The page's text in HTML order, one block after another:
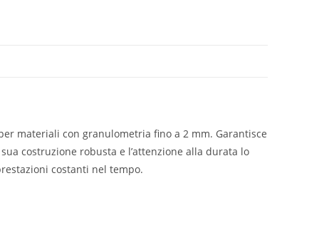
materiali con granulometria fino a 2 mm. Garantisce
costruzione robusta e l’attenzione alla durata lo
costanti nel tempo.